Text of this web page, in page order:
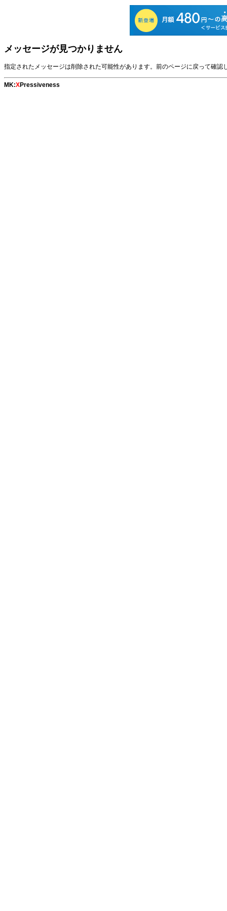
メッセージが見つかりません
指定されたメッセージは削除された可能性があります。前のページに戻って確認
MK:XPressiveness